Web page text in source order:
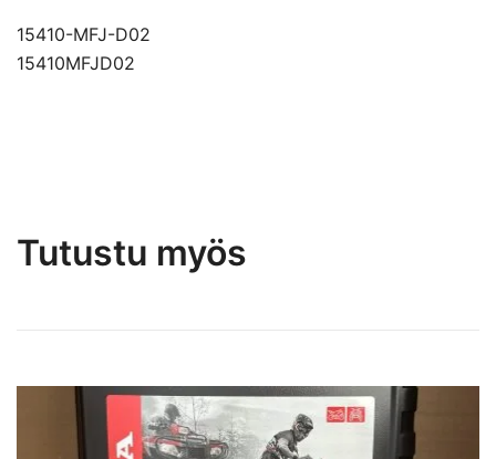
15410-MFJ-D02
15410MFJD02
Tutustu myös